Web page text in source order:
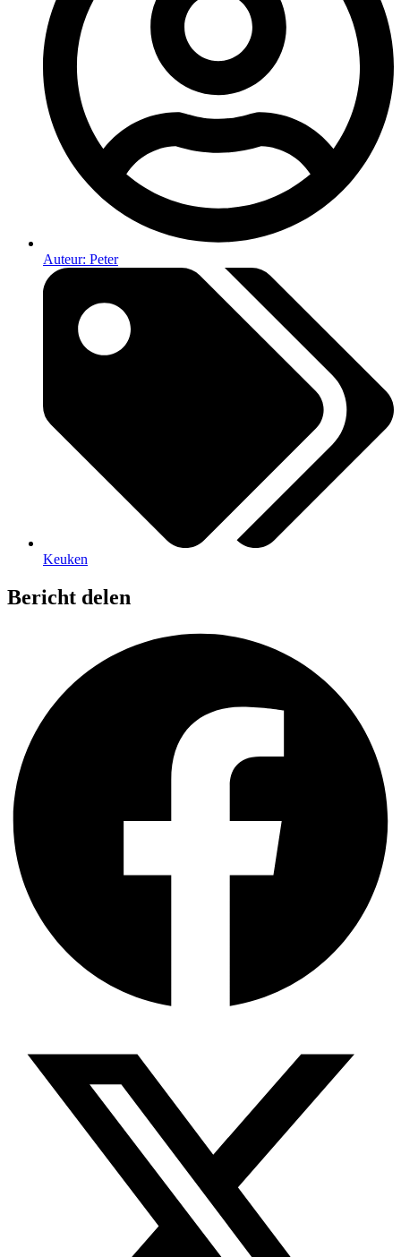
Auteur: Peter
Keuken
Bericht delen